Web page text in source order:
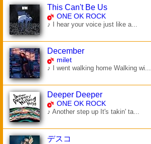
This Can't Be Us
ONE OK ROCK
♪ I hear your voice just like a...
December
milet
♪ I went walking home Walking wi...
Deeper Deeper
ONE OK ROCK
♪ Another step up It's takin' ta...
デスコ